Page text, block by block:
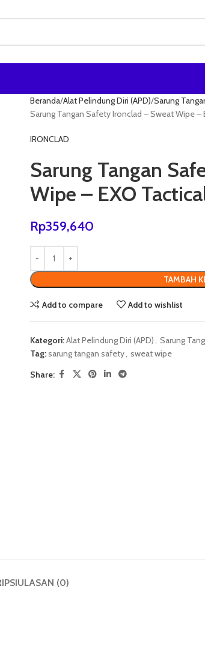
Beranda Alat Pelindung Diri (APD) Sarung
Sarung Tangan Safety Ironclad – Sweat Wipe
IRONCLAD
Sarung Tangan
Wipe – EXO
Rp359,640
TAMBAH
Add to compare Add to wishlist
Kategori:Alat Pelindung Diri (APD), Sarung
Tag:sarung tangan safety, sweat wipe
Share:
ULASAN (0)